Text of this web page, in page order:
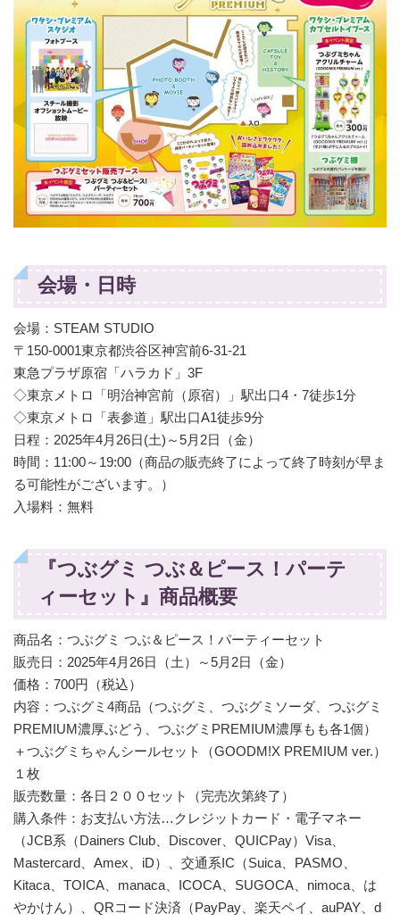
会場・日時
会場：STEAM STUDIO
〒150-0001東京都渋谷区神宮前6-31-21
東急プラザ原宿「ハラカド」3F
◇東京メトロ「明治神宮前（原宿）」駅出口4・7徒歩1分
◇東京メトロ「表参道」駅出口A1徒歩9分
日程：2025年4月26日(土)～5月2日（金）
時間：11:00～19:00（商品の販売終了によって終了時刻が早ま
る可能性がございます。）
入場料：無料
『つぶグミ つぶ＆ピース！パーテ
ィーセット』商品概要
商品名：つぶグミ つぶ＆ピース！パーティーセット
販売日：2025年4月26日（土）～5月2日（金）
価格：700円（税込）
内容：つぶグミ4商品（つぶグミ、つぶグミソーダ、つぶグミ
PREMIUM濃厚ぶどう、つぶグミPREMIUM濃厚もも各1個）
＋つぶグミちゃんシールセット（GOODM!X PREMIUM ver.）
１枚
販売数量：各日２００セット（完売次第終了）
購入条件：お支払い方法…クレジットカード・電子マネー
（JCB系（Dainers Club、Discover、QUICPay）Visa、
Mastercard、Amex、iD）、交通系IC（Suica、PASMO、
Kitaca、TOICA、manaca、ICOCA、SUGOCA、nimoca、は
やかけん）、QRコード決済（PayPay、楽天ペイ、auPAY、d